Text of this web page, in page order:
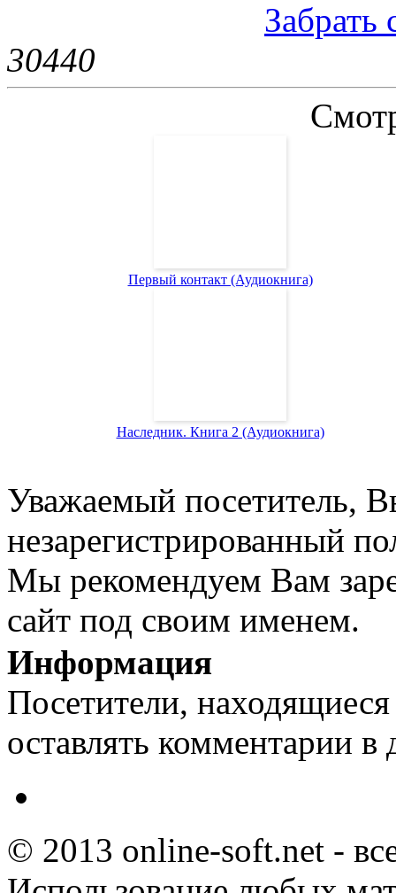
Забрать
30440
Первый контакт (Аудиокнига)
Наследник. Книга 2 (Аудиокнига)
Уважаемый посетитель,
незарегистрированный
Мы рекомендуем Вам
сайт под своим именем.
Информация
Посетители,
оставлять комментарии в
© 2013 online-soft.net -